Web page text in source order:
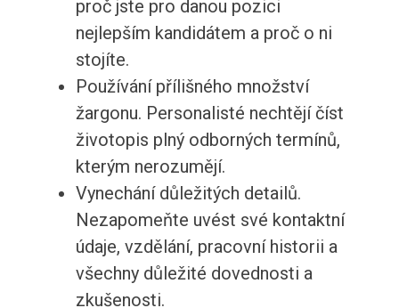
proč jste pro danou pozici
nejlepším kandidátem a proč o ni
stojíte.
Používání přílišného množství
žargonu. Personalisté nechtějí číst
životopis plný odborných termínů,
kterým nerozumějí.
Vynechání důležitých detailů.
Nezapomeňte uvést své kontaktní
údaje, vzdělání, pracovní historii a
všechny důležité dovednosti a
zkušenosti.